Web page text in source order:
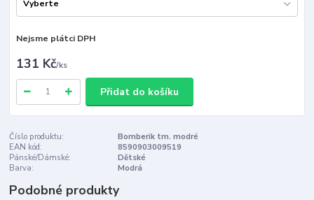
Nejsme plátci DPH
131 Kč/ks
Přidat do košíku
Číslo produktu:
Bomberik tm. modré
EAN kód:
8590903009519
Pánské/Dámské:
Dětské
Barva:
Modrá
Podobné produkty